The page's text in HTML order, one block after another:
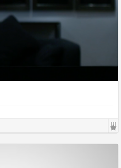
|||